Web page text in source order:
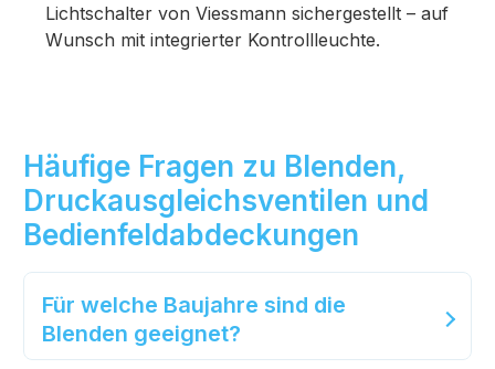
Lichtschalter von Viessmann sichergestellt – auf
Wunsch mit integrierter Kontrollleuchte.
Häufige Fragen zu Blenden,
Druckausgleichsventilen und
Bedienfeldabdeckungen
Für welche Baujahre sind die
Blenden geeignet?